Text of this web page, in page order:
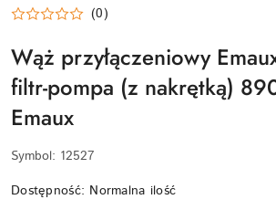
(0)
Wąż przyłączeniowy
filtr-pompa (z nakrętką)
Emaux
Symbol: 12527
Dostępność: Normalna ilość